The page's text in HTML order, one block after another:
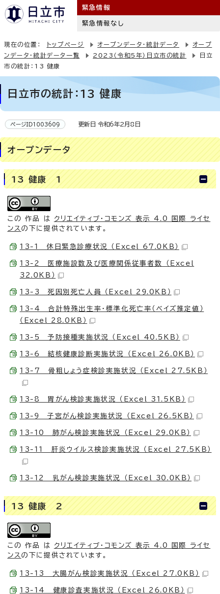
緊急情報
緊急情報なし
現在の位置： トップページ オープンデータ・統計データ
オープ
ンデータ・統計データ一覧
2023（令和5年）日立市の統計
日立
市の統計：13 健康
日立市の統計：13 健康
ページID1003609 更新日 令和6年2月8日
オープンデータ
13 健康 1
この 作品 は クリエイティブ・コモンズ 表示 4.0 国際 ライセ
ンス の下に提供されています。
13-1 休日緊急診療状況 （Excel 67.0KB）
13-2 医療施設数及び医療関係従事者数 （Excel
32.0KB）
13-3 死因別死亡人員 （Excel 29.0KB）
13-4 合計特殊出生率・標準化死亡率（ベイズ推定値）
（Excel 28.0KB）
13-5 予防接種実施状況 （Excel 40.5KB）
13-6 結核健康診断実施状況 （Excel 26.0KB）
13-7 骨粗しょう症検診実施状況 （Excel 27.5KB）
13-8 胃がん検診実施状況 （Excel 31.5KB）
13-9 子宮がん検診実施状況 （Excel 26.5KB）
13-10 肺がん検診実施状況 （Excel 29.0KB）
13-11 肝炎ウイルス検診実施状況 （Excel 27.5KB）
13-12 乳がん検診実施状況 （Excel 30.0KB）
13 健康 2
この 作品 は クリエイティブ・コモンズ 表示 4.0 国際 ライセ
ンス の下に提供されています。
13-13 大腸がん検診実施状況 （Excel 27.0KB）
13-14 健康診査実施状況 （Excel 26.0KB）